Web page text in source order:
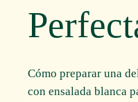
Cómo preparar una
con ensalada blanca